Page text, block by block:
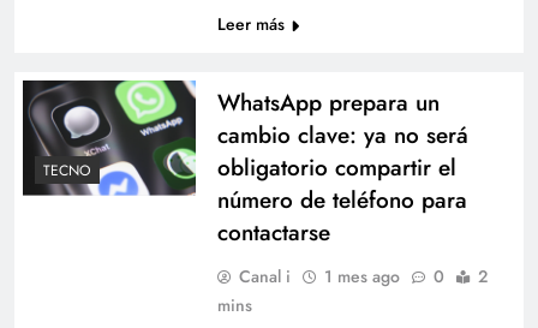
Leer más
TECNO
WhatsApp prepara un
cambio clave: ya no será
obligatorio compartir el
número de teléfono para
contactarse
Canal i 1 mes ago 0
2
mins